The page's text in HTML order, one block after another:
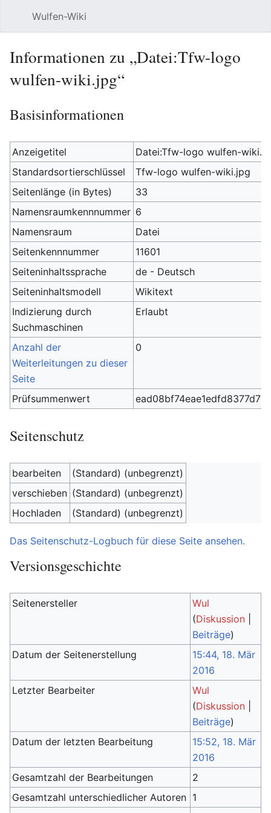
Wulfen-Wiki
Informationen zu „Datei:Tfw-logo
wulfen-wiki.jpg“
Basisinformationen
Anzeigetitel
Datei:Tfw-logo wulfen-
Standardsortierschlüssel
Tfw-logo wulfen-wiki.jpg
Seitenlänge (in Bytes)
33
Namensraumkennnummer 6
Namensraum
Datei
Seitenkennnummer
11601
Seiteninhaltssprache
de - Deutsch
Seiteninhaltsmodell
Wikitext
Indizierung durch
Suchmaschinen
Erlaubt
Anzahl der
Weiterleitungen zu dieser
Seite
0
Prüfsummenwert
Seitenschutz
bearbeiten
(Standard) (unbegrenzt)
verschieben (Standard) (unbegrenzt)
Hochladen
(Standard) (unbegrenzt)
Das Seitenschutz-Logbuch für diese Seite ansehen.
Versionsgeschichte
Seitenersteller
Wul
(Diskussion
Beiträge)
Datum der Seitenerstellung
15:44, 18. Mär
2016
Letzter Bearbeiter
Wul
(Diskussion
Beiträge)
Datum der letzten Bearbeitung
15:52, 18. Mär
2016
Gesamtzahl der Bearbeitungen
2
Gesamtzahl unterschiedlicher Autoren 1